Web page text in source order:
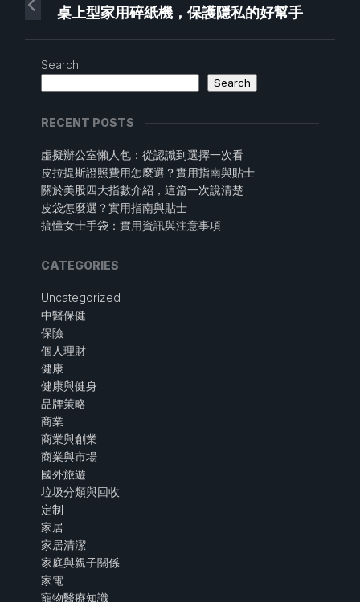
桌上型家用碎紙機，保護隱私的好幫手
Search
Search
RECENT POSTS
虛擬辦公室懶人包：從認識到選擇一次看
皮拉提斯證照費用怎麼選？實用指南與貼士
關於美股四大指數介紹，這篇一次說清楚
皮袋怎麼選？實用指南與貼士
搞懂女士手袋：實用資訊與注意事項
CATEGORIES
Uncategorized
中醫保健
保險
個人理財
健康
健康與健身
品牌策略
商業
商業與創業
商業與市場
國外旅遊
垃圾分類與回收
定制
家居
家居清潔
家庭與親子關係
家電
寵物醫療知識